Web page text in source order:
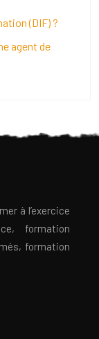
(DIF) ?
agent de
à l’exercice
formation
formation